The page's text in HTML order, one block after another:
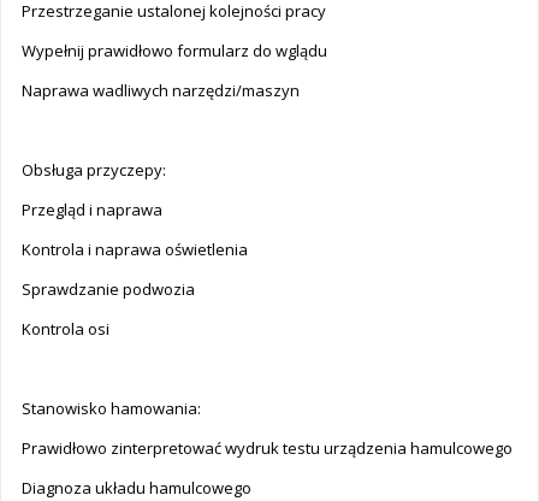
Przestrzeganie ustalonej kolejności pracy
Wypełnij prawidłowo formularz do wglądu
Naprawa wadliwych narzędzi/maszyn
Obsługa przyczepy:
Przegląd i naprawa
Kontrola i naprawa oświetlenia
Sprawdzanie podwozia
Kontrola osi
Stanowisko hamowania:
Prawidłowo zinterpretować wydruk testu urządzenia hamulcowego
Diagnoza układu hamulcowego